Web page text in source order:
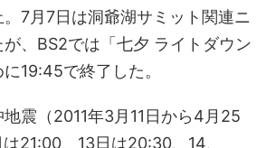
7月7日は洞爺湖サミット関連ニ
が、BS2では「七夕 ライトダウン
19:45で終了した。
震（2011年3月11日から4月25
21:00、13日は20:30、14、